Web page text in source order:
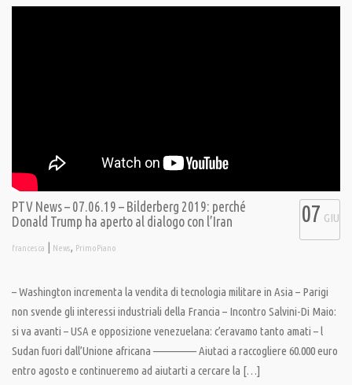
PTV News – 07.06.19 – Bilderberg 2019: perché
Donald Trump ha aperto al dialogo con l’Iran
francesca | News, PrimoPiano
07 GIU
– Washington incrementa la vendita di tecnologia militare in Asia – Parigi
non svende gli interessi industriali della Francia – Incontro Salvini-Di Maio:
si va avanti – USA e opposizione venezuelana: c’eravamo tanto amati – l
Sudan fuori dall’Unione africana ————— Aiutaci a raccogliere 60.000 euro
entro agosto e continueremo ad aiutarti a cercare la […]